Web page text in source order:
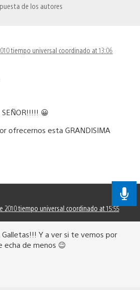
de los autores
tiempo universal coordinado at 13:06
SEÑOR!!!!! 😀
ofrecernos esta GRANDISIMA
2010 tiempo universal coordinado at 15:55
Galletas!!! Y a ver si te vemos por
echa de menos 😉